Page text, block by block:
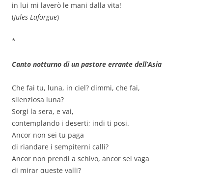
in lui mi laverò le mani dalla vita!
(Jules Laforgue)
*
Canto notturno di un pastore errante dell’Asia
Che fai tu, luna, in ciel? dimmi, che fai,
silenziosa luna?
Sorgi la sera, e vai,
contemplando i deserti; indi ti posi.
Ancor non sei tu paga
di riandare i sempiterni calli?
Ancor non prendi a schivo, ancor sei vaga
di mirar queste valli?